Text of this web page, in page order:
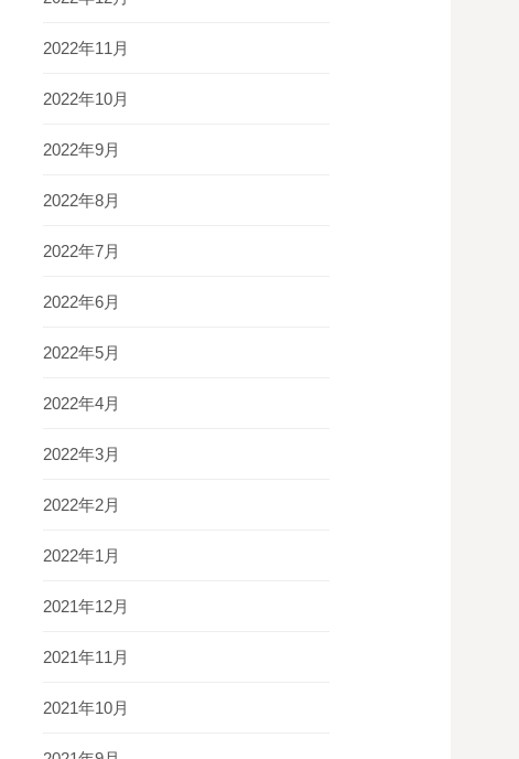
2022年11月
2022年10月
2022年9月
2022年8月
2022年7月
2022年6月
2022年5月
2022年4月
2022年3月
2022年2月
2022年1月
2021年12月
2021年11月
2021年10月